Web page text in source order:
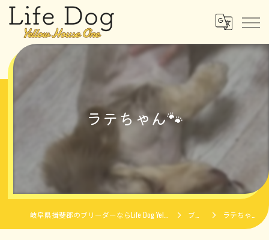
ラテちゃん🐾
ブログ ラテちゃん🐾